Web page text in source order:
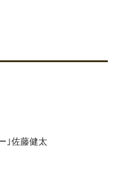
｣佐藤健太